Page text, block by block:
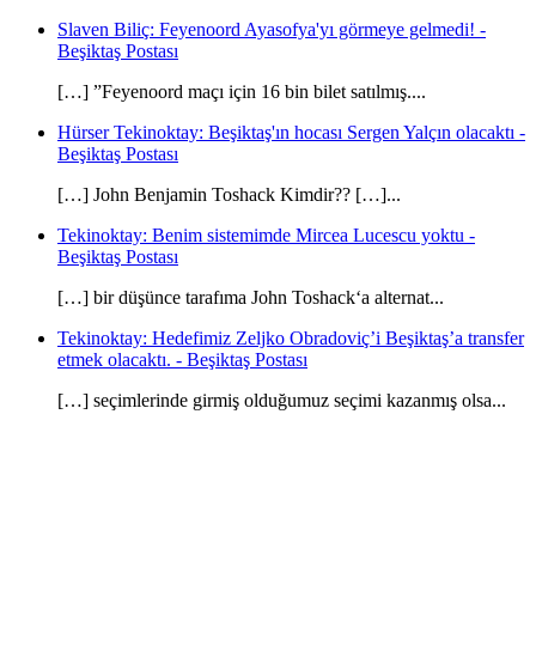
Slaven Biliç: Feyenoord Ayasofya'yı görmeye gelmedi! -
Beşiktaş Postası
[…] ”Feyenoord maçı için 16 bin bilet satılmış....
Hürser Tekinoktay: Beşiktaş'ın hocası Sergen Yalçın olacaktı -
Beşiktaş Postası
[…] John Benjamin Toshack Kimdir?? […]...
Tekinoktay: Benim sistemimde Mircea Lucescu yoktu -
Beşiktaş Postası
[…] bir düşünce tarafıma John Toshack‘a alternat...
Tekinoktay: Hedefimiz Zeljko Obradoviç’i Beşiktaş’a transfer
etmek olacaktı. - Beşiktaş Postası
[…] seçimlerinde girmiş olduğumuz seçimi kazanmış olsa...